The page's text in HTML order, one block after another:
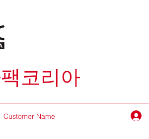
팩코리아
Customer Name